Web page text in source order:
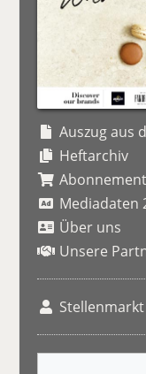
Auszug aus
Heftarchiv
Abonnement
Mediadaten
Über uns
Unsere
Stellenmarkt